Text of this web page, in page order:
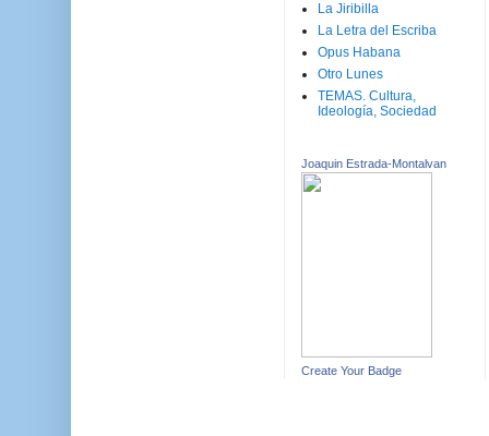
La Jiribilla
La Letra del Escriba
Opus Habana
Otro Lunes
TEMAS. Cultura,
Ideología, Sociedad
Joaquin Estrada-Montalvan
Create Your Badge